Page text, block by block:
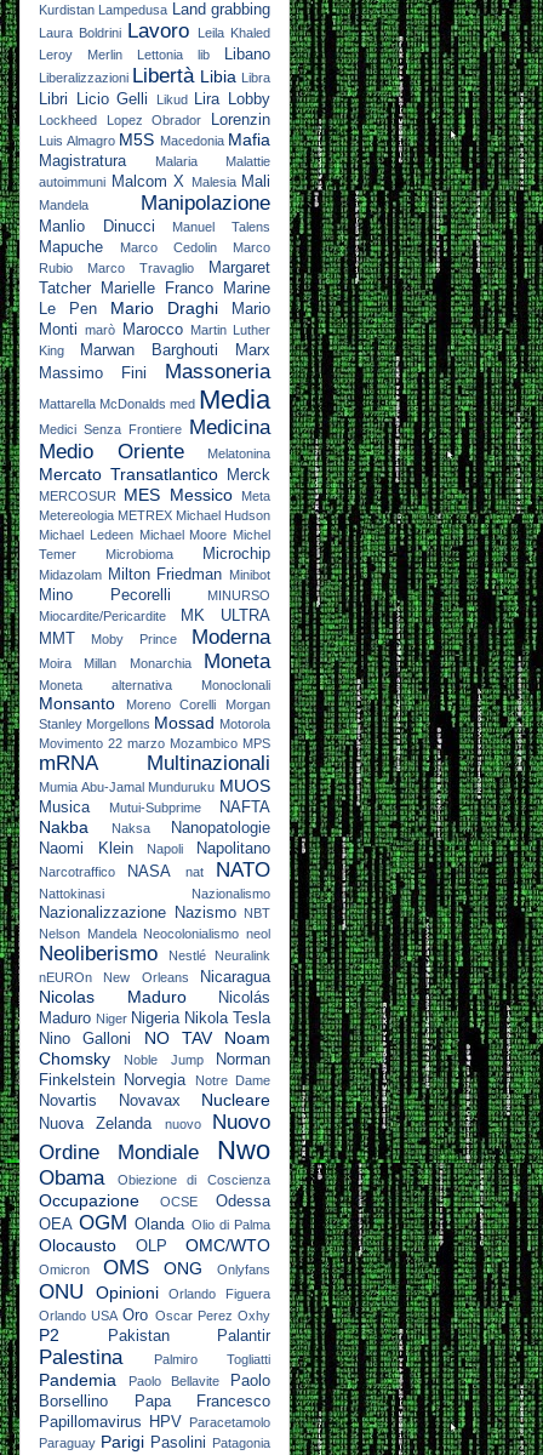
Kurdistan Lampedusa Land grabbing
Laura Boldrini Lavoro
Leila Khaled
Leroy Merlin
Lettonia lib Libano
Liberalizzazioni Libertà Libia Libra
Libri Licio Gelli Likud Lira Lobby
Lockheed Lopez Obrador Lorenzin
Luis Almagro M5S Macedonia Mafia
Magistratura Malaria
Malattie
autoimmuni Malcom X Malesia Mali
Mandela Manipolazione
Manlio Dinucci Manuel Talens
Mapuche Marco Cedolin
Marco
Rubio
Marco Travaglio
Margaret
Tatcher
Marielle Franco
Marine
Le Pen
Mario Draghi
Mario
Monti
marò Marocco
Martin Luther
King
Marwan Barghouti
Marx
Massimo Fini
Massoneria
Mattarella McDonalds med Media
Medici Senza Frontiere Medicina
Medio Oriente
Melatonina
Mercato Transatlantico Merck
MERCOSUR MES Messico
Meta
Metereologia METREX Michael Hudson
Michael Ledeen Michael Moore Michel
Temer
Microbioma Microchip
Midazolam Milton Friedman Minibot
Mino Pecorelli
MINURSO
Miocardite/Pericardite
MK ULTRA
MMT
Moby Prince Moderna
Moira Millan Monarchia Moneta
Moneta alternativa Monoclonali
Monsanto Moreno Corelli
Morgan
Stanley Morgellons Mossad Motorola
Movimento 22 marzo Mozambico MPS
mRNA Multinazionali
Mumia Abu-Jamal Munduruku MUOS
Musica Mutui-Subprime NAFTA
Nakba Naksa
Nanopatologie
Naomi Klein
Napoli Napolitano
Narcotraffico NASA nat NATO
Nattokinasi Nazionalismo
Nazionalizzazione Nazismo
NBT
Nelson Mandela Neocolonialismo neol
Neoliberismo Nestlé
Neuralink
nEUROn
New Orleans Nicaragua
Nicolas Maduro
Nicolás
Maduro Niger Nigeria Nikola Tesla
Nino Galloni
NO TAV
Noam
Chomsky
Noble Jump
Norman
Finkelstein
Norvegia Notre Dame
Novartis Novavax Nucleare
Nuova Zelanda nuovo
Nuovo
Ordine Mondiale
Nwo
Obama Obiezione di Coscienza
Occupazione OCSE
Odessa
OEA OGM Olanda Olio di Palma
Olocausto OLP OMC/WTO
Omicron OMS ONG Onlyfans
ONU Opinioni
Orlando Figuera
Orlando USA Oro Oscar Perez Oxhy
P2 Pakistan Palantir
Palestina Palmiro Togliatti
Pandemia Paolo Bellavite
Paolo
Borsellino
Papa Francesco
Papillomavirus HPV
Paracetamolo
Paraguay Parigi Pasolini Patagonia